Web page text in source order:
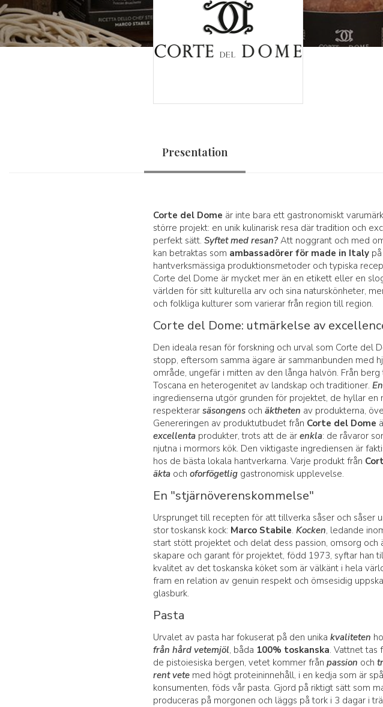
Presentation
Corte del Dome är inte bara ett gastronomiskt
större projekt: en unik kulinarisk resa där tradition och
perfekt sätt. Syftet med resan?Att noggrant och med
kan betraktas som ambassadörer för made in Italy
hantverksmässiga produktionsmetoder och typiska
Corte del Dome är mycket mer än en etikett eller en
världen för sitt kulturella arv och sina naturskönheter,
och folkliga kulturer som varierar från region till region.
Corte del Dome: utmärkelse av
Den ideala resan för forskning och urval som Corte del
stopp, eftersom samma ägare är sammanbunden med
område, ungefär i mitten av den långa halvön. Från
Toscana en heterogenitet av landskap och traditioner.
ingredienserna utgör grunden för projektet, de hyllar
respekterar säsongens och äktheten av produkterna,
Genereringen av produktutbudet från Corte del Dome
excellenta produkter, trots att de är enkla: de råvaror
njutna i mormors kök. Den viktigaste ingrediensen är
hos de bästa lokala hantverkarna. Varje produkt från
äkta och oforfögetlig gastronomisk upplevelse.
En "stjärnöverenskommelse"
Ursprunget till recepten för att tillverka såser och såser
stor toskansk kock: Marco Stabile. Kocken, ledande
start stött projektet och delat dess passion, omsorg och
skapare och garant för projektet, född 1973, syftar han
kvalitet av det toskanska köket som är välkänt i hela
fram en relation av genuin respekt och ömsesidig
glasburk.
Pasta
Urvalet av pasta har fokuserat på den unika kvaliteten
från hård vetemjöl, båda 100% toskanska. Vattnet tas
de pistoiesiska bergen, vetet kommer från passion och
rent vete med högt proteininnehåll, i en kedja som är
konsumenten, föds vår pasta. Gjord på riktigt sätt som
produceras på morgonen och läggs på tork i 3 dagar i